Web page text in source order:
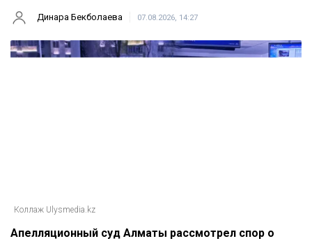
Динара Бекболаева 07.08.2026, 14:27
Коллаж Ulysmedia.kz
Апелляционный суд Алматы рассмотрел спор о